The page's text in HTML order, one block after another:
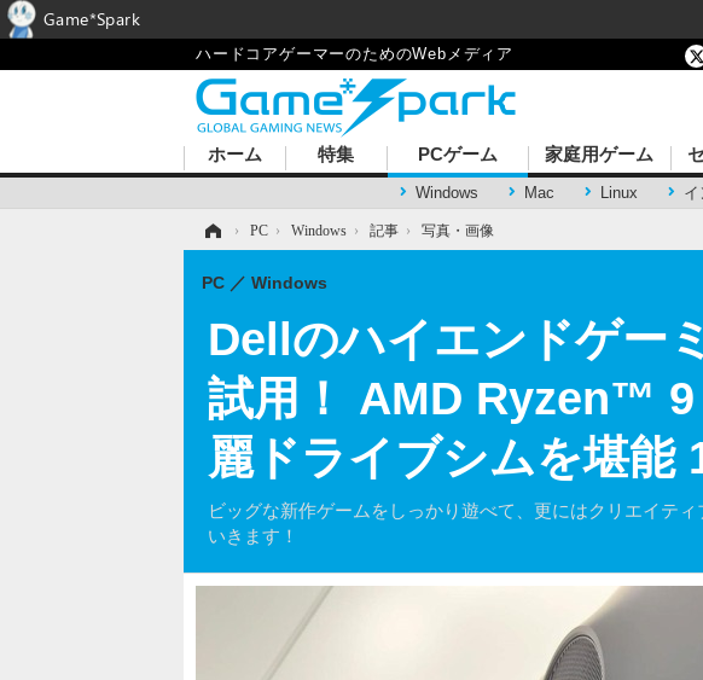
ハードコアゲーマーのためのWebメディア
ホーム 特集 PCゲーム
Windows Mac Linux
家庭用ゲーム
› PC › Windows › 記事 › 写真・画像
Dellのハイエンドゲー
試用！ AMD Ryzen™ 9
麗ドライブシムを堪能
ビッグな新作ゲームをしっかり遊べて、更にはクリエイテ
いきます！
PC Windows
Game*Spark